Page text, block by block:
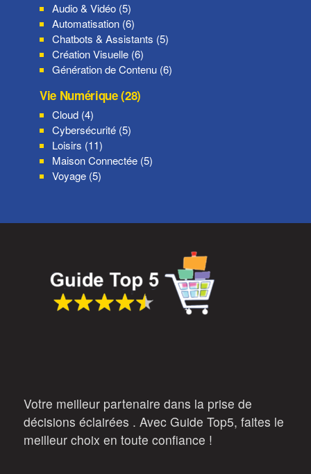
Audio & Vidéo (5)
Automatisation (6)
Chatbots & Assistants (5)
Création Visuelle (6)
Génération de Contenu (6)
Vie Numérique (28)
Cloud (4)
Cybersécurité (5)
Loisirs (11)
Maison Connectée (5)
Voyage (5)
Votre meilleur partenaire dans la prise de
décisions éclairées . Avec Guide Top5, faites le
meilleur choix en toute confiance !